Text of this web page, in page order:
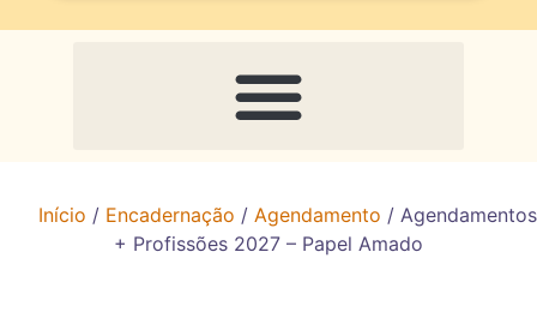
Início / Encadernação / Agendamento / Agendamentos
+ Profissões 2027 – Papel Amado